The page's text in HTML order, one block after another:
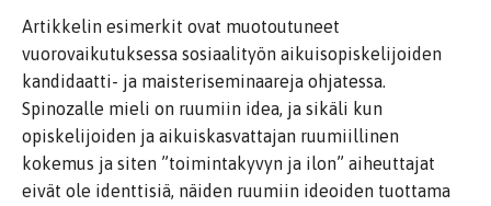
Artikkelin esimerkit ovat muotoutuneet
vuorovaikutuksessa sosiaalityön aikuisopiskelijoiden
kandidaatti- ja maisteriseminaareja ohjatessa.
Spinozalle mieli on ruumiin idea, ja sikäli kun
opiskelijoiden ja aikuiskasvattajan ruumiillinen
kokemus ja siten ”toimintakyvyn ja ilon” aiheuttajat
eivät ole identtisiä, näiden ruumiin ideoiden tuottama